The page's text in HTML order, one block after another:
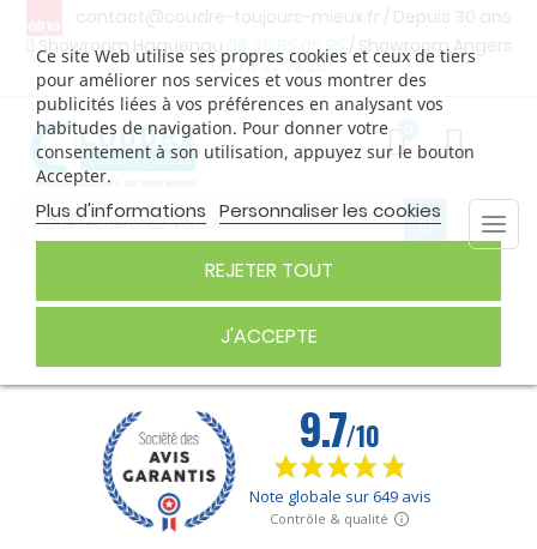
contact@coudre-toujours-mieux.fr / Depuis 30 ans
Showroom Haguenau
06 30 85 05 95
/ Showroom Angers
06 74 27 75 29
Ce site Web utilise ses propres cookies et ceux de tiers
pour améliorer nos services et vous montrer des
publicités liées à vos préférences en analysant vos
habitudes de navigation. Pour donner votre
consentement à son utilisation, appuyez sur le bouton
Accepter.
Plus d'informations Personnaliser les cookies
REJETER TOUT
J'ACCEPTE
PIEDS DE BICHE 9MM